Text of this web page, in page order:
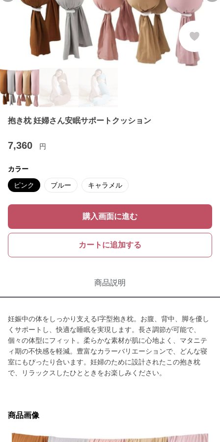
抱き枕 妊婦さん安眠サポートクッション
7,360 円
カラー
ピンク ブルー キャラメル
購入画面に進む
カートに追加する
商品説明
妊娠中の体をしっかり支えるI字型抱き枕。お腹、背中、脚を優し
くサポートし、快適な睡眠を実現します。長さ調節が可能で、
個々の体型にフィット。柔らかな素材が肌に心地よく、マタニテ
ィ期の不快感を軽減。豊富なカラーバリエーションで、どんな寝
室にもぴったり合います。妊婦のために設計されたこの抱き枕
で、リラックスしたひとときをお楽しみください。
商品画像